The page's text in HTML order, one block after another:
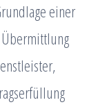
einer
Übermittlung